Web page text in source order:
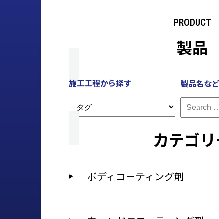
PRODUCT
製品
施工工程から探す 製品名な
カテゴ
ボディコーティング剤